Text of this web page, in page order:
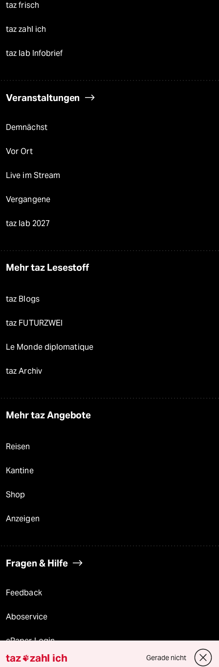
taz frisch
taz zahl ich
taz lab Infobrief
Veranstaltungen
Demnächst
Vor Ort
Live im Stream
Vergangene
taz lab 2027
Mehr taz Lesestoff
taz Blogs
taz FUTURZWEI
Le Monde diplomatique
taz Archiv
Mehr taz Angebote
Reisen
Kantine
Shop
Anzeigen
Fragen & Hilfe
Feedback
Aboservice
ePaper Login
Downloads für Abonnierende
taz zahl ich Gerade nicht